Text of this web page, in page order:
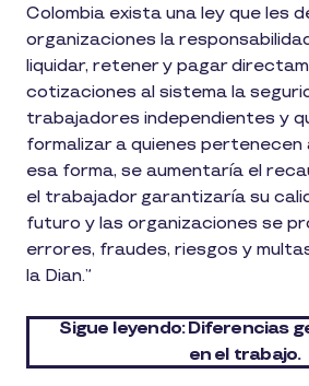
Colombia exista una ley que les
organizaciones la
liquidar, retener y pagar
cotizaciones al sistema la
trabajadores independientes y
formalizar a quienes pertenecen
esa forma, se aumentaría el
el trabajador garantizaría su
futuro y las organizaciones se
errores, fraudes, riesgos y
la Dian.”
Sigue leyendo: Diferencias
en el trabajo.